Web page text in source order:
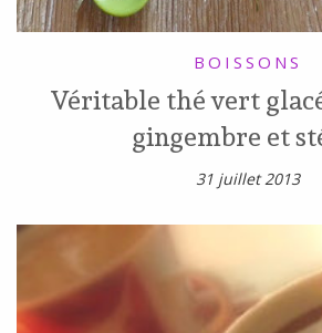
BOISSONS
Véritable thé vert
gingembre et
31 juillet 2013